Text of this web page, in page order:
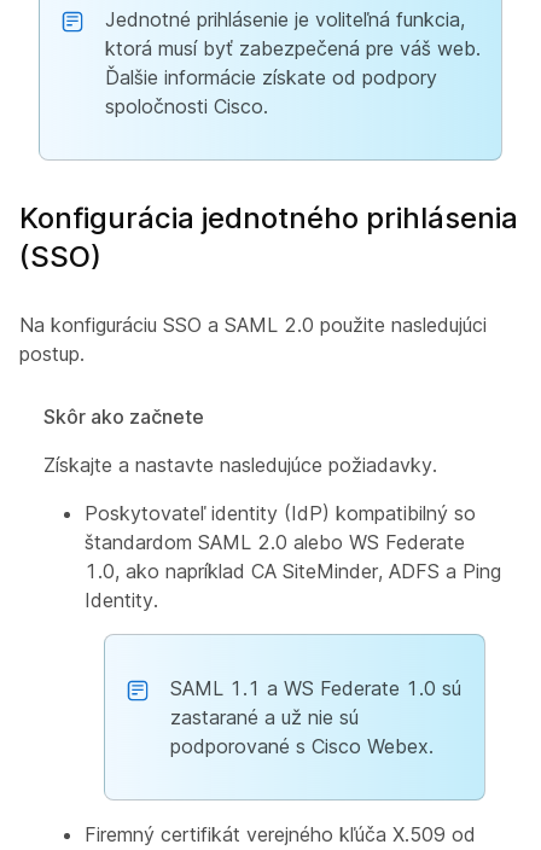
Jednotné prihlásenie je voliteľná funkcia,
ktorá musí byť zabezpečená pre váš web.
Ďalšie informácie získate od podpory
spoločnosti Cisco.
Konfigurácia jednotného prihlásenia
(SSO)
Na konfiguráciu SSO a SAML 2.0 použite nasledujúci
postup.
Skôr ako začnete
Získajte a nastavte nasledujúce požiadavky.
Poskytovateľ identity (IdP) kompatibilný so
štandardom SAML 2.0 alebo WS Federate
1.0, ako napríklad CA SiteMinder, ADFS a Ping
Identity.
SAML 1.1 a WS Federate 1.0 sú
zastarané a už nie sú
podporované s Cisco Webex.
Firemný certifikát verejného kľúča X.509 od